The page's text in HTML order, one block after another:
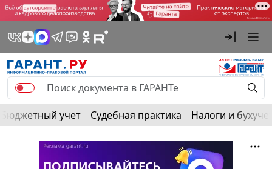
Бюджетный учет Судебная практика Налоги и